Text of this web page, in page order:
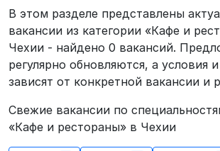
В этом разделе представлены
вакансии из категории «Кафе и
Чехии - найдено 0 вакансий.
регулярно обновляются, а условия
зависят от конкретной вакансии и
Свежие вакансии по
«Кафе и рестораны» в Чехии